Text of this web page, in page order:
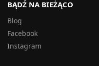
BĄDŹ NA BIEŻĄCO
Blog
Facebook
Instagram